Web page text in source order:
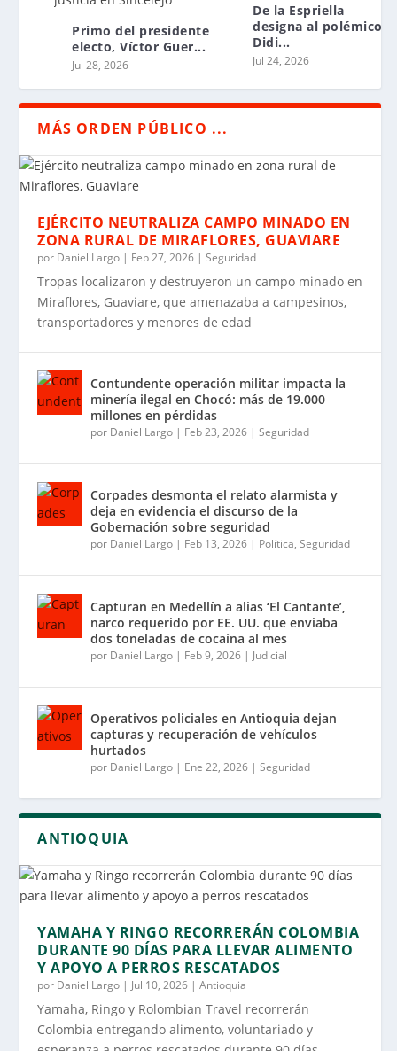
Primo del presidente
electo, Víctor Guer...
Jul 28, 2026
De la Espriella
designa al polémico
Didi...
Jul 24, 2026
MÁS ORDEN PÚBLICO ...
EJÉRCITO NEUTRALIZA CAMPO MINADO EN
ZONA RURAL DE MIRAFLORES, GUAVIARE
por Daniel Largo | Feb 27, 2026 |Seguridad
Tropas localizaron y destruyeron un campo minado en
Miraflores, Guaviare, que amenazaba a campesinos,
transportadores y menores de edad
Contundente operación militar impacta la
minería ilegal en Chocó: más de 19.000
millones en pérdidas
por Daniel Largo | Feb 23, 2026 |Seguridad
Corpades desmonta el relato alarmista y
deja en evidencia el discurso de la
Gobernación sobre seguridad
por Daniel Largo | Feb 13, 2026 | Política,Seguridad
Capturan en Medellín a alias ‘El Cantante’,
narco requerido por EE. UU. que enviaba
dos toneladas de cocaína al mes
por Daniel Largo | Feb 9, 2026 | Judicial
Operativos policiales en Antioquia dejan
capturas y recuperación de vehículos
hurtados
por Daniel Largo | Ene 22, 2026 |Seguridad
ANTIOQUIA
YAMAHA Y RINGO RECORRERÁN COLOMBIA
DURANTE 90 DÍAS PARA LLEVAR ALIMENTO
Y APOYO A PERROS RESCATADOS
por Daniel Largo | Jul 10, 2026 |Antioquia
Yamaha, Ringo y Rolombian Travel recorrerán
Colombia entregando alimento, voluntariado y